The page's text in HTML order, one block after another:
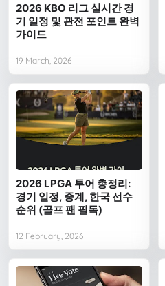
2026 KBO 리그 실시간 경
기 일정 및 관전 포인트 완벽
가이드
19 March, 2026
2026 LPGA 투어 총정리:
경기 일정, 중계, 한국 선수
순위 (골프 팬 필독)
12 February, 2026